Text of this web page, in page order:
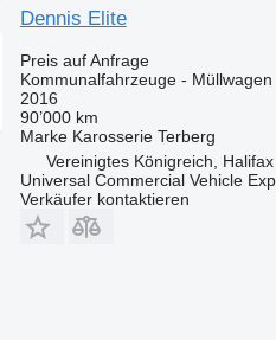
Dennis Elite
Preis auf Anfrage
Kommunalfahrzeuge - Müllwagen
2016
90’000 km
Marke Karosserie Terberg
Vereinigtes Königreich, Halifax
Universal Commercial Vehicle
Verkäufer kontaktieren